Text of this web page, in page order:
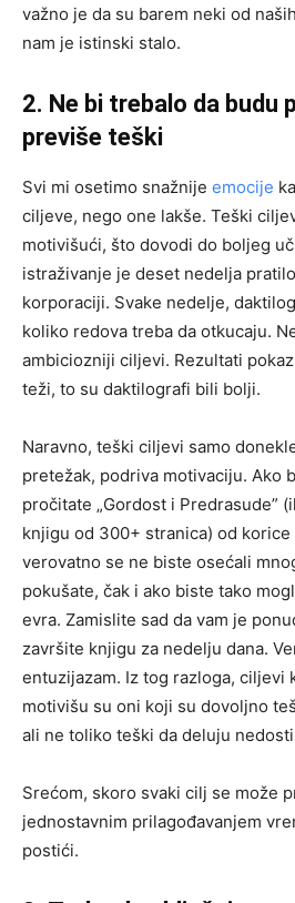
važno je da su barem neki od
nam je istinski stalo.
2. Ne bi trebalo da budu
previše teški
Svi mi osetimo snažnije emocije
ciljeve, nego one lakše. Teški
motivišući, što dovodi do boljeg
istraživanje je deset nedelja
korporaciji. Svake nedelje,
koliko redova treba da otkucaju.
ambiciozniji ciljevi. Rezultati
teži, to su daktilografi bili bolji.
Naravno, teški ciljevi samo
pretežak, podriva motivaciju. Ako
pročitate „Gordost i Predrasude”
knjigu od 300+ stranica) od korice
verovatno se ne biste osećali
pokušate, čak i ako biste tako
evra. Zamislite sad da vam je
završite knjigu za nedelju dana.
entuzijazam. Iz tog razloga, ciljevi
motivišu su oni koji su dovoljno
ali ne toliko teški da deluju
Srećom, skoro svaki cilj se može
jednostavnim prilagođavanjem
postići.